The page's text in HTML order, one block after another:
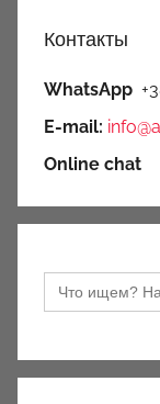
Контакты
WhatsApp
E-mail:
Online chat
Search
for: